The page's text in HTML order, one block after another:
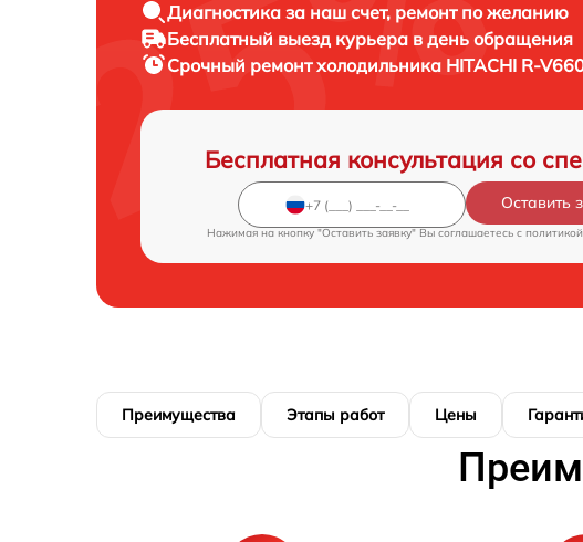
Диагностика за наш счет, ремонт по желанию
Бесплатный выезд курьера в день обращения
Срочный ремонтхолодильника HITACHI R-
Бесплатная консультация со
Оставить
Нажимая на кнопку "Оставить заявку" Вы соглашаетесь c
Преимущества Этапы работ Цены